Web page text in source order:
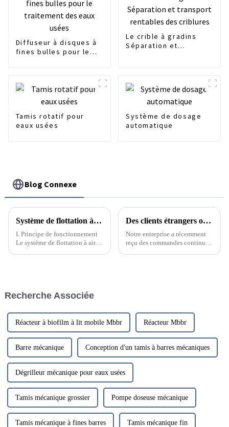
Diffuseur à disques à
fines bulles pour le
Le crible à gradins
Séparation et
Tamis rotatif pour
eaux usées
Système de dosage
automatique
Blog Connexe
Système de flottation à air sec à l'échelle nanométrique à haute efficacité
I. Principe de fonctionnement
Le système de flottation à air
usées pénètrent initialement
mixte.
Des clients étrangers ont visité notre usine
Notre entreprise a récemment
reçu des commandes continues
Recherche Associée
Réacteur à biofilm à lit mobile Mbbr Réacteur Mbbr
Barre mécanique Conception d'un tamis à barres mécaniques
Dégrilleur mécanique pour eaux usées
Tamis mécanique grossier Pompe doseuse mécanique
Tamis mécanique à fines barres Tamis mécanique fin